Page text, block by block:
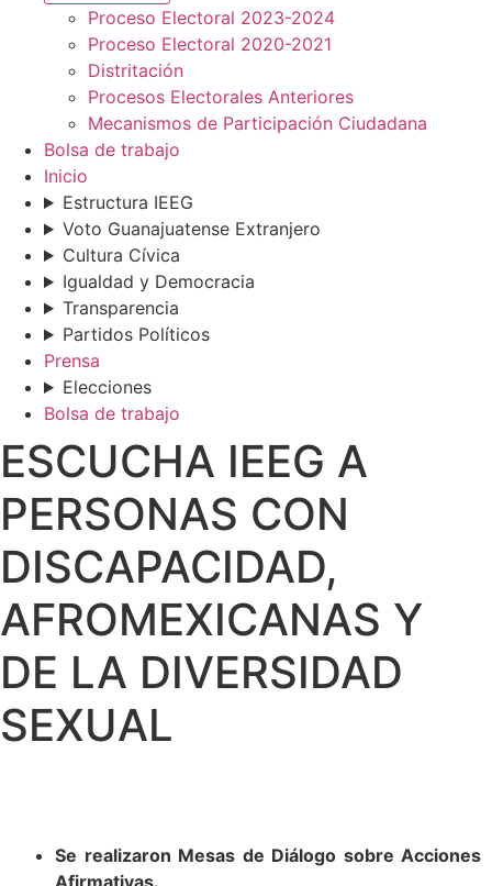
Proceso Electoral 2023-2024
Proceso Electoral 2020-2021
Distritación
Procesos Electorales Anteriores
Mecanismos de Participación Ciudadana
Bolsa de trabajo
Inicio
Estructura IEEG
Voto Guanajuatense Extranjero
Cultura Cívica
Igualdad y Democracia
Transparencia
Partidos Políticos
Prensa
Elecciones
Bolsa de trabajo
ESCUCHA IEEG A
PERSONAS CON
DISCAPACIDAD,
AFROMEXICANAS Y
DE LA DIVERSIDAD
SEXUAL
Se realizaron Mesas de Diálogo sobre Acciones
Afirmativas.